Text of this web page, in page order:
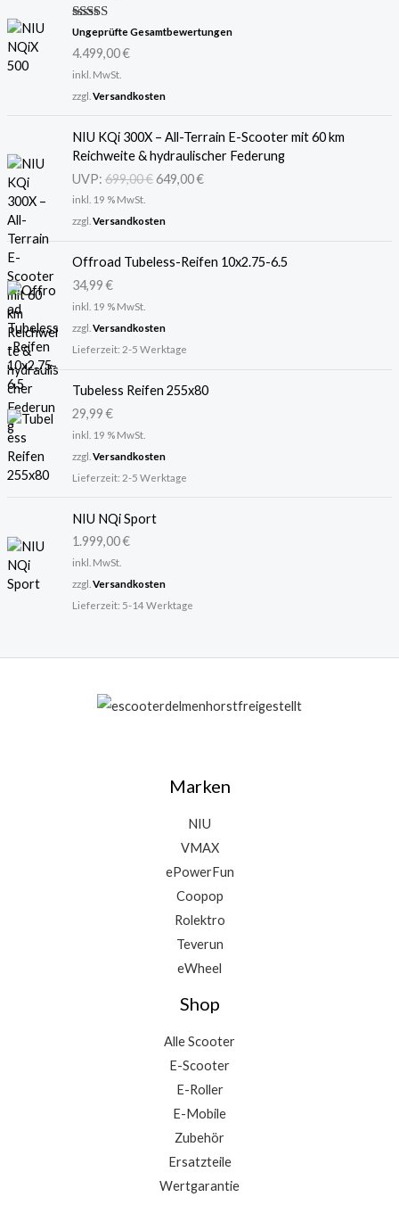
Bewertet
von 5
Ungeprüfte Gesamtbewertungen
4.499,00€
inkl. MwSt.
zzgl. Versandkosten
NIU KQi 300X – All-Terrain E-Scooter mit 60 km
Reichweite & hydraulischer Federung
UVP: 699,00€
s
p
ü
g
h
e
P
s
w
r
649,00€
k
t
u
e
i
inkl. 19 % MwSt.
zzgl. Versandkosten
Offroad Tubeless-Reifen 10x2.75-6.5
34,99€
inkl. 19 % MwSt.
zzgl. Versandkosten
Lieferzeit: 2-5 Werktage
Tubeless Reifen 255x80
29,99€
inkl. 19 % MwSt.
zzgl. Versandkosten
Lieferzeit: 2-5 Werktage
NIU NQi Sport
1.999,00€
inkl. MwSt.
zzgl. Versandkosten
Lieferzeit: 5-14 Werktage
Marken
NIU
VMAX
ePowerFun
Coopop
Rolektro
Teverun
eWheel
Shop
Alle Scooter
E-Scooter
E-Roller
E-Mobile
Zubehör
Ersatzteile
Wertgarantie